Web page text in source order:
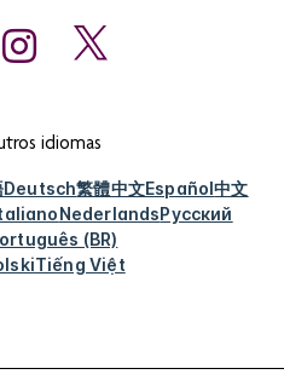
idiomas
Deutsch繁體中文Español中文
NederlandsРусский
(BR)
Tiếng Việt